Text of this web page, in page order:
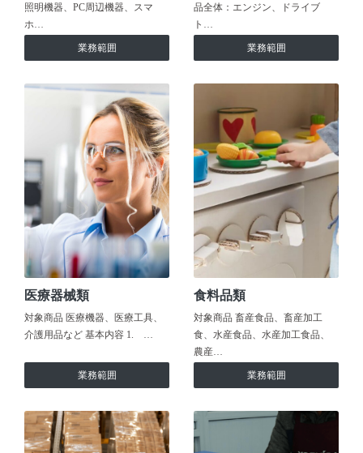
照明機器、PC周辺機器、スマ
ホ…
業務範囲
品全体：エンジン、ドライブ
ト…
業務範囲
医療器械類
対象商品 医療機器、医療工具、
介護用品など 基本内容 1. …
業務範囲
食料品類
対象商品 畜産食品、畜産加工
食、水産食品、水産加工食品、
農産…
業務範囲